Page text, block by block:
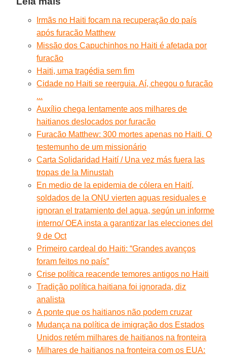
Irmãs no Haiti focam na recuperação do país
após furacão Matthew
Missão dos Capuchinhos no Haiti é afetada por
furacão
Haiti, uma tragédia sem fim
Cidade no Haiti se reerguia. Aí, chegou o furacão
...
Auxílio chega lentamente aos milhares de
haitianos deslocados por furacão
Furacão Matthew: 300 mortes apenas no Haiti. O
testemunho de um missionário
Carta Solidaridad Haití / Una vez más fuera las
tropas de la Minustah
En medio de la epidemia de cólera en Haití,
soldados de la ONU vierten aguas residuales e
ignoran el tratamiento del agua, según un informe
interno/ OEA insta a garantizar las elecciones del
9 de Oct
Primeiro cardeal do Haiti: “Grandes avanços
foram feitos no país”
Crise política reacende temores antigos no Haiti
Tradição política haitiana foi ignorada, diz
analista
A ponte que os haitianos não podem cruzar
Mudança na política de imigração dos Estados
Unidos retém milhares de haitianos na fronteira
Milhares de haitianos na fronteira com os EUA: